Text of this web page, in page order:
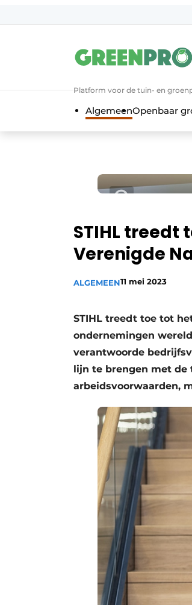
Algemene
Direct contact
Privacy / Cookie
Save the Date
Vacatures
Video’s
Platform voor de tuin- en
AlgemeenOpenbaar
STIHL treedt
Verenigde
ALGEMEEN11 mei 2023
STIHL treedt toe tot
ondernemingen
verantwoorde
lijn te brengen met de
arbeidsvoorwaarden,